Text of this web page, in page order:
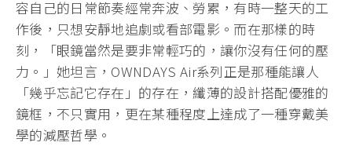
容自己的日常節奏經常奔波、勞累，有時一整天的工
作後，只想安靜地追劇或看部電影。而在那樣的時
刻，「眼鏡當然是要非常輕巧的，讓你沒有任何的壓
力。」她坦言，OWNDAYS Air系列正是那種能讓人
「幾乎忘記它存在」的存在，纖薄的設計搭配優雅的
鏡框，不只實用，更在某種程度上達成了一種穿戴美
學的減壓哲學。